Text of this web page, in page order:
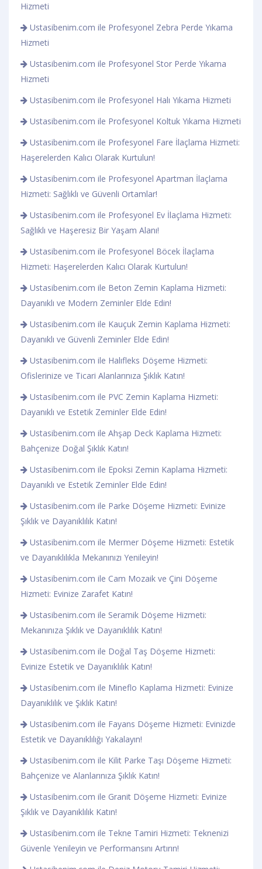
Hizmeti
Ustasibenim.com ile Profesyonel Zebra Perde Yıkama
Hizmeti
Ustasibenim.com ile Profesyonel Stor Perde Yıkama
Hizmeti
Ustasibenim.com ile Profesyonel Halı Yıkama Hizmeti
Ustasibenim.com ile Profesyonel Koltuk Yıkama Hizmeti
Ustasibenim.com ile Profesyonel Fare İlaçlama Hizmeti:
Haşerelerden Kalıcı Olarak Kurtulun!
Ustasibenim.com ile Profesyonel Apartman İlaçlama
Hizmeti: Sağlıklı ve Güvenli Ortamlar!
Ustasibenim.com ile Profesyonel Ev İlaçlama Hizmeti:
Sağlıklı ve Haşeresiz Bir Yaşam Alanı!
Ustasibenim.com ile Profesyonel Böcek İlaçlama
Hizmeti: Haşerelerden Kalıcı Olarak Kurtulun!
Ustasibenim.com ile Beton Zemin Kaplama Hizmeti:
Dayanıklı ve Modern Zeminler Elde Edin!
Ustasibenim.com ile Kauçuk Zemin Kaplama Hizmeti:
Dayanıklı ve Güvenli Zeminler Elde Edin!
Ustasibenim.com ile Halıfleks Döşeme Hizmeti:
Ofislerinize ve Ticari Alanlarınıza Şıklık Katın!
Ustasibenim.com ile PVC Zemin Kaplama Hizmeti:
Dayanıklı ve Estetik Zeminler Elde Edin!
Ustasibenim.com ile Ahşap Deck Kaplama Hizmeti:
Bahçenize Doğal Şıklık Katın!
Ustasibenim.com ile Epoksi Zemin Kaplama Hizmeti:
Dayanıklı ve Estetik Zeminler Elde Edin!
Ustasibenim.com ile Parke Döşeme Hizmeti: Evinize
Şıklık ve Dayanıklılık Katın!
Ustasibenim.com ile Mermer Döşeme Hizmeti: Estetik
ve Dayanıklılıkla Mekanınızı Yenileyin!
Ustasibenim.com ile Cam Mozaik ve Çini Döşeme
Hizmeti: Evinize Zarafet Katın!
Ustasibenim.com ile Seramik Döşeme Hizmeti:
Mekanınıza Şıklık ve Dayanıklılık Katın!
Ustasibenim.com ile Doğal Taş Döşeme Hizmeti:
Evinize Estetik ve Dayanıklılık Katın!
Ustasibenim.com ile Mineflo Kaplama Hizmeti: Evinize
Dayanıklılık ve Şıklık Katın!
Ustasibenim.com ile Fayans Döşeme Hizmeti: Evinizde
Estetik ve Dayanıklılığı Yakalayın!
Ustasibenim.com ile Kilit Parke Taşı Döşeme Hizmeti:
Bahçenize ve Alanlarınıza Şıklık Katın!
Ustasibenim.com ile Granit Döşeme Hizmeti: Evinize
Şıklık ve Dayanıklılık Katın!
Ustasibenim.com ile Tekne Tamiri Hizmeti: Teknenizi
Güvenle Yenileyin ve Performansını Artırın!